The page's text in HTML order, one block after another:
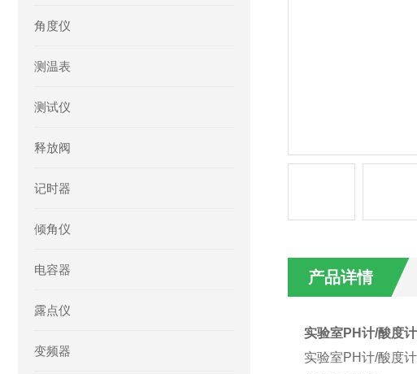
角度仪
测温表
测试仪
释放阀
记时器
倾角仪
电容器
露点仪
变频器
产品详情
实验室PH计/酸度
实验室PH计/酸度